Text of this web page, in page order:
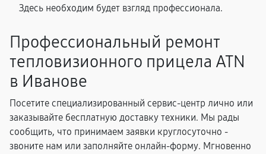
Здесь необходим будет взгляд профессионала.
Профессиональный ремонт
тепловизионного прицела ATN
в Иванове
Посетите специализированный сервис-центр лично или
заказывайте бесплатную доставку техники. Мы рады
сообщить, что принимаем заявки круглосуточно -
звоните нам или заполняйте онлайн-форму. Мгновенно